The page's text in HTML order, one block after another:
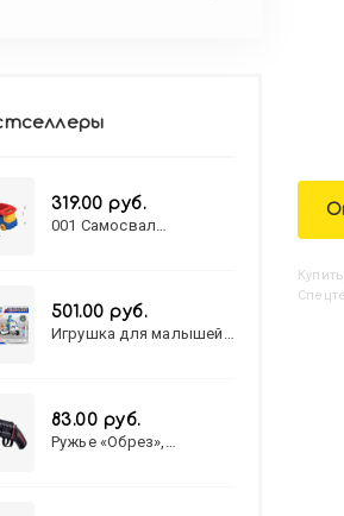
Купить
319.00 руб.
001 Самосвал
501.00 руб.
Игрушка для малышей
83.00 руб.
Ружье «Обрез»,